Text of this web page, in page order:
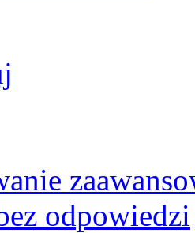
odpowiedzi